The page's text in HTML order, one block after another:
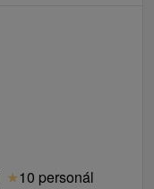
★10 personál